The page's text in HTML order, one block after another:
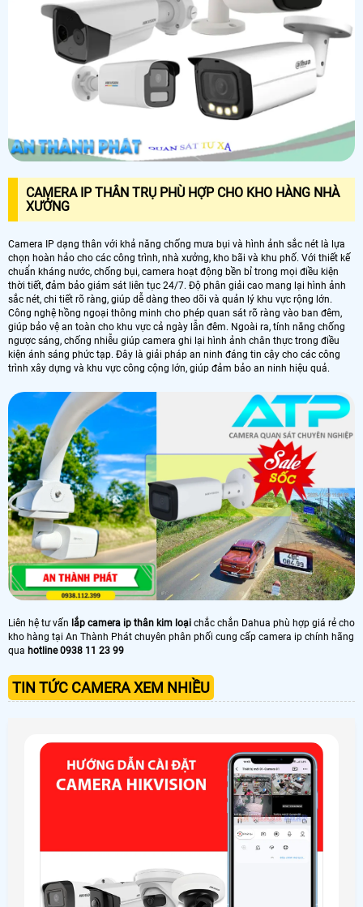
CAMERA IP THÂN TRỤ PHÙ HỢP CHO KHO HÀNG NHÀ
XƯỞNG
Camera IP dạng thân với khả năng chống mưa bụi và hình ảnh sắc nét là lựa
chọn hoàn hảo cho các công trình, nhà xưởng, kho bãi và khu phố. Với thiết kế
chuẩn kháng nước, chống bụi, camera hoạt động bền bỉ trong mọi điều kiện
thời tiết, đảm bảo giám sát liên tục 24/7. Độ phân giải cao mang lại hình ảnh
sắc nét, chi tiết rõ ràng, giúp dễ dàng theo dõi và quản lý khu vực rộng lớn.
Công nghệ hồng ngoại thông minh cho phép quan sát rõ ràng vào ban đêm,
giúp bảo vệ an toàn cho khu vực cả ngày lẫn đêm. Ngoài ra, tính năng chống
ngược sáng, chống nhiễu giúp camera ghi lại hình ảnh chân thực trong điều
kiện ánh sáng phức tạp. Đây là giải pháp an ninh đáng tin cậy cho các công
trình xây dựng và khu vực công cộng lớn, giúp đảm bảo an ninh hiệu quả.
Liên hệ tư vấn lắp camera ip thân kim loại chắc chắn Dahua phù hợp giá rẻ cho
kho hàng tại An Thành Phát chuyên phân phối cung cấp camera ip chính hãng
qua hotline 0938 11 23 99
TIN TỨC CAMERA XEM NHIỀU